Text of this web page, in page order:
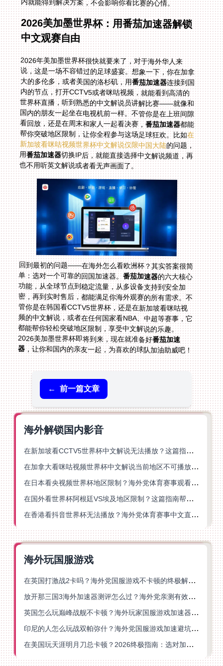
内就能得到解决方案，不会影响你看比赛的心情。
2026美加墨世界杯：用番茄加速器解锁
中文观赛自由
2026年美加墨世界杯很快就要来了，对于海外华人来
说，这是一场不容错过的足球盛宴。想象一下，你在加拿
大的多伦多，或者美国的洛杉矶，用番茄加速器连接到国
内的节点，打开CCTV5或者咪咕视频，就能看到高清的
世界杯直播，听到熟悉的中文解说员讲解比赛——就像和
国内的朋友一起坐在电视机前一样。不管你是在上班间隙
看回放，还是在周末和家人一起看决赛，番茄加速器都能
帮你突破地区限制，让你全程参与这场足球狂欢。比如在
新加坡看咪咕视频世界杯中文解说仅限中国大陆的问题，
用番茄加速器切换IP后，就能直接选择中文解说频道，再
也不用听英文解说或者看无声画面了。
回到最初的问题——在海外怎么看欧洲杯？其实答案很简
单：选对一个可靠的回国加速器。番茄加速器的六大核心
功能，从全球节点到稳定流量，从多设备支持到安全加
密，再到实时售后，都能满足你海外观赛的所有需求。不
管你是在韩国看CCTV5世界杯，还是在新加坡看咪咕视
频的中文解说，或者在任何国家看NBA、中超等赛事，它
都能帮你轻松突破地区限制，享受中文解说的乐趣。
2026美加墨世界杯即将到来，现在就准备好番茄加速
器，让你和国内的亲友一起，为喜欢的球队加油助威吧！
← 前一篇文章
海外解锁国内影音
在新加坡看CCTV5世界杯中文解说无法播放？这篇指南帮你解锁海外体育直播自由
在加拿大看咪咕视频世界杯中文解说当前地区不可播放？这篇指南帮你一键解决
在日本看央视频世界杯地区限制？海外党体育赛事观看终极指南
在国外看世界杯阿根廷VS埃及地区限制？这篇指南帮你搞定中文直播+解说
在香港看抖音世界杯无法播放？海外党体育赛事中文直播终极指南
海外玩国服游戏
在英国打激战2卡吗？海外党国服游戏不卡顿的终极解决方案
放开那三国3海外加速器测评怎么过？海外党亲测有效的国服游戏加速指南
英国怎么玩巅峰战舰不卡顿？海外玩家国服游戏加速器终极指南
印尼的人怎么玩战双帕弥什？海外党国服游戏加速避坑指南
在美国玩天涯明月刀总卡顿？2026终极指南：选对加速器让你丝滑连招